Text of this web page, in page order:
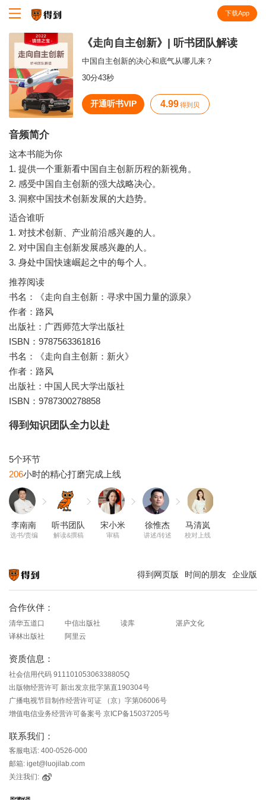
下载App
《走向自主创新》| 听书团队解读
中国自主创新的决心和底气从哪儿来？
30分43秒
开通听书VIP 4.99 得到贝
音频简介
这本书能为你
1. 提供一个重新看中国自主创新历程的新视角。
2. 感受中国自主创新的强大战略决心。
适合谁听
1. 对技术创新、产业前沿感兴趣的人。
2. 对中国自主创新发展感兴趣的人。
推荐阅读
书名：《走向自主创新：寻求中国力量的源泉》
作者：路风
出版社：广西师范大学出版社
ISBN：9787563361816
书名：《走向自主创新：新火》
作者：路风
出版社：中国人民大学出版社
ISBN：9787300278858
得到知识团队全力以赴
206
李南南
选书/责编
听书团队
解读&撰稿
宋小米
审稿
徐惟杰
讲述/转述
马清岚
校对上线
得到网页版 时间的朋友 企业版
合作伙伴：
清华五道口 中信出版社 读库
湛庐文化
译林出版社
阿里云
资质信息：
社会信用代码 91110105306338805Q
出版物经营许可 新出发京批字第直190304号
广播电视节目制作经营许可证 （京）字第06006号
增值电信业务经营许可备案号 京ICP备15037205号
联系我们：
客服电话: 400-0526-000
邮箱: iget@luojilab.com
关注我们: